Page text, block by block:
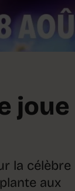
joue
la célèbre
aux